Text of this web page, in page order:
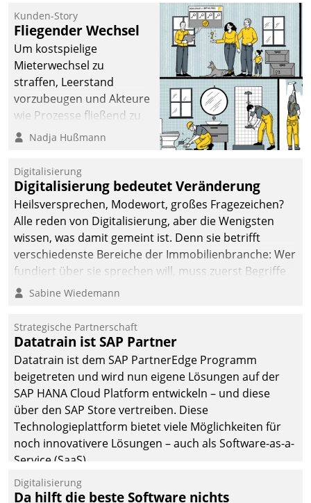
Kunden-Story
Fliegender Wechsel
Um kostspielige
Mieterwechsel zu
straffen, Leerstand
vorzubeugen und Akteure
wie Prozesse fließend zu
vernetzen, nutzt die
Jahresbeginn eine
Überblick, Einsicht und
Eingriff bietende Lösung.
Zur Entwicklung setzte
man auf
Cloudtechnologie,
bewährte und Startup-
agile Projektmethoden.
Nadja Hußmann
Digitalisierung
Digitalisierung bedeutet Veränderung
Heilsversprechen, Modewort, großes Fragezeichen?
Alle reden von Digitalisierung, aber die Wenigsten
wissen, was damit gemeint ist. Denn sie betrifft
verschiedenste Bereiche der Immobilienbranche: Wer
fundiert über sie sprechen will, muss zuerst Begriffe
klären. Ein Aspekt ist die betriebliche Optimierung:
Einsparungen durch optimierte und automatisierte
Prozesse. Doch man darf nicht zu viel erwarten: Allein
mit der Einführung einer neuen Software ist es nicht
getan. Die Digitalisierung erfordert von Unternehmen
die Bereitschaft, sich zu überprüfen, zu hinterfragen
und zu verändern.
Sabine Wiedemann
Strategische Partnerschaft
Datatrain ist SAP Partner
Datatrain ist dem SAP PartnerEdge Programm
beigetreten und wird nun eigene Lösungen auf der
SAP HANA Cloud Platform entwickeln – und diese
über den SAP Store vertreiben. Diese
Technologieplattform bietet viele Möglichkeiten für
noch innovativere Lösungen – auch als Software-as-a-
Service (SaaS).
Digitalisierung
Da hilft die beste Software nichts